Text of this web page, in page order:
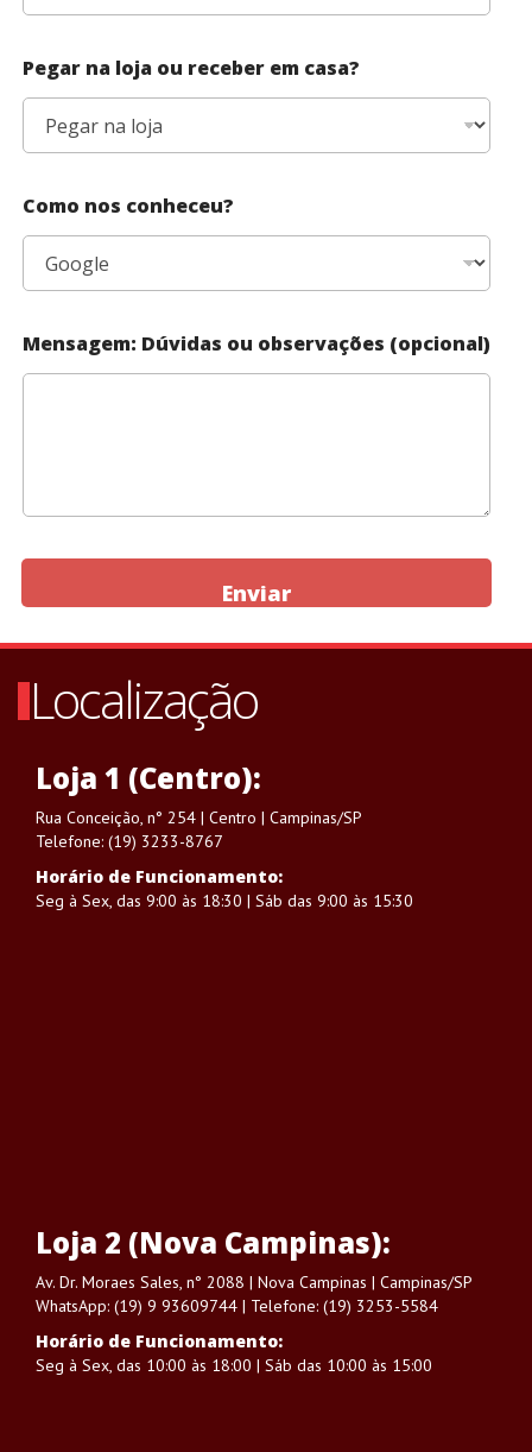
Pegar na loja ou receber em casa?
Como nos conheceu?
Mensagem: Dúvidas ou observações (opcional)
Enviar
Localização
Loja 1 (Centro):
Rua Conceição, n° 254 | Centro | Campinas/SP
Telefone: (19) 3233-8767
Horário de Funcionamento:
Seg à Sex, das 9:00 às 18:30 | Sáb das 9:00 às 15:30
Loja 2 (Nova Campinas):
Av. Dr. Moraes Sales, n° 2088 | Nova Campinas | Campinas/SP
WhatsApp: (19) 9 93609744 | Telefone: (19) 3253-5584
Horário de Funcionamento:
Seg à Sex, das 10:00 às 18:00 | Sáb das 10:00 às 15:00